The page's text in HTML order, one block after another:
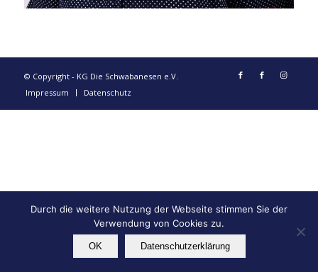
© Copyright - KG Die Schwabanesen e.V.
Impressum
Datenschutz
Durch die weitere Nutzung der Webseite stimmen Sie der
Verwendung von Cookies zu.
OK Datenschutzerklärung